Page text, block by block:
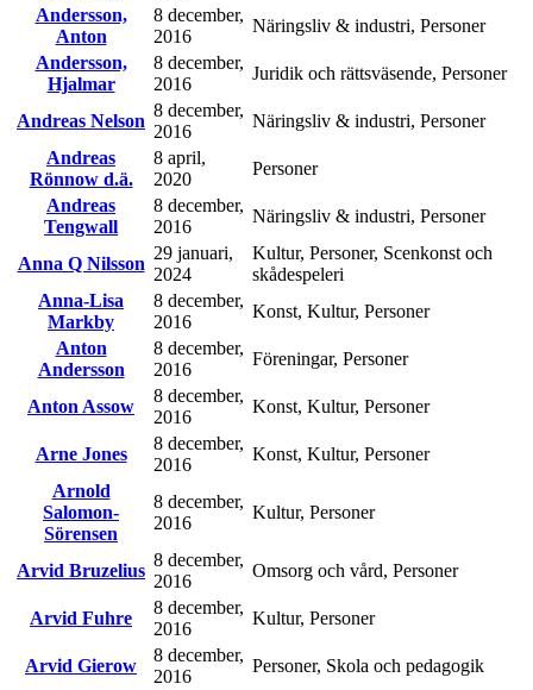
Andersson,
Anton
8 december,
2016
Näringsliv & industri, Personer
Andersson,
Hjalmar
8 december,
2016
Juridik och rättsväsende, Personer
Andreas Nelson
8 december,
2016
Näringsliv & industri, Personer
Andreas
Rönnow d.ä.
8 april,
2020
Personer
Andreas
Tengwall
8 december,
2016
Näringsliv & industri, Personer
Anna Q Nilsson
29 januari,
2024
Kultur, Personer, Scenkonst och
skådespeleri
Anna-Lisa
Markby
8 december,
2016
Konst, Kultur, Personer
Anton
Andersson
8 december,
2016
Föreningar, Personer
Anton Assow
8 december,
2016
Konst, Kultur, Personer
Arne Jones
8 december,
2016
Konst, Kultur, Personer
Arnold
Salomon-
Sörensen
8 december,
2016
Kultur, Personer
Arvid Bruzelius
8 december,
2016
Omsorg och vård, Personer
Arvid Fuhre
8 december,
2016
Kultur, Personer
Arvid Gierow
8 december,
2016
Personer, Skola och pedagogik